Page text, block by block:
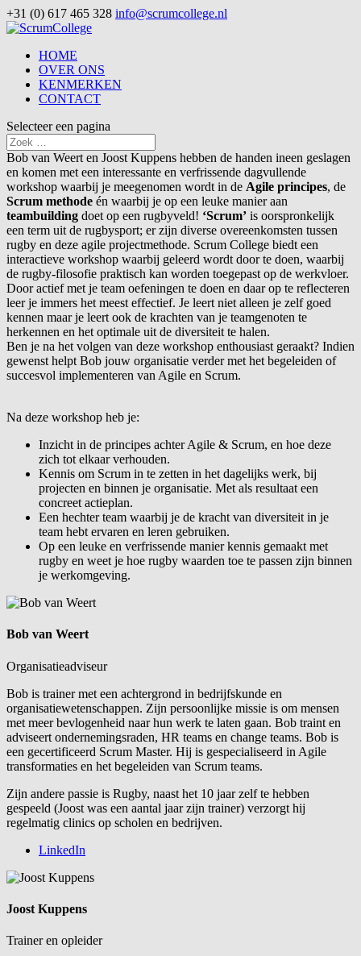
+31 (0) 617 465 328 info@scrumcollege.nl
HOME
OVER ONS
KENMERKEN
CONTACT
Selecteer een pagina
Bob van Weert en Joost Kuppens hebben de handen ineen geslagen
en komen met een interessante en verfrissende dagvullende
workshop waarbij je meegenomen wordt in de Agile principes, de
Scrum methode én waarbij je op een leuke manier aan
teambuilding doet op een rugbyveld! ‘Scrum’ is oorspronkelijk
een term uit de rugbysport; er zijn diverse overeenkomsten tussen
rugby en deze agile projectmethode. Scrum College biedt een
interactieve workshop waarbij geleerd wordt door te doen, waarbij
de rugby-filosofie praktisch kan worden toegepast op de werkvloer.
Door actief met je team oefeningen te doen en daar op te reflecteren
leer je immers het meest effectief. Je leert niet alleen je zelf goed
kennen maar je leert ook de krachten van je teamgenoten te
herkennen en het optimale uit de diversiteit te halen.
Ben je na het volgen van deze workshop enthousiast geraakt? Indien
gewenst helpt Bob jouw organisatie verder met het begeleiden of
succesvol implementeren van Agile en Scrum.
Na deze workshop heb je:
Inzicht in de principes achter Agile & Scrum, en hoe deze
zich tot elkaar verhouden.
Kennis om Scrum in te zetten in het dagelijks werk, bij
projecten en binnen je organisatie. Met als resultaat een
concreet actieplan.
Een hechter team waarbij je de kracht van diversiteit in je
team hebt ervaren en leren gebruiken.
Op een leuke en verfrissende manier kennis gemaakt met
rugby en weet je hoe rugby waarden toe te passen zijn binnen
je werkomgeving.
Bob van Weert
Organisatieadviseur
Bob is trainer met een achtergrond in bedrijfskunde en
organisatiewetenschappen. Zijn persoonlijke missie is om mensen
met meer bevlogenheid naar hun werk te laten gaan. Bob traint en
adviseert ondernemingsraden, HR teams en change teams. Bob is
een gecertificeerd Scrum Master. Hij is gespecialiseerd in Agile
transformaties en het begeleiden van Scrum teams.
Zijn andere passie is Rugby, naast het 10 jaar zelf te hebben
gespeeld (Joost was een aantal jaar zijn trainer) verzorgt hij
regelmatig clinics op scholen en bedrijven.
LinkedIn
Joost Kuppens
Trainer en opleider